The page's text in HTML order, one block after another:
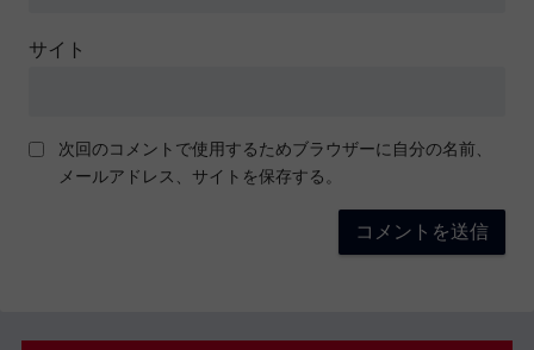
サイト
次回のコメントで使用するためブラウザーに自分の名前、
メールアドレス、サイトを保存する。